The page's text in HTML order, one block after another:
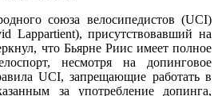
союза велосипедистов (UCI)
Lappartient), присутствовавший на
что Бьярне Риис имеет полное
несмотря на допинговое
UCI, запрещающие работать в
за употребление допинга,